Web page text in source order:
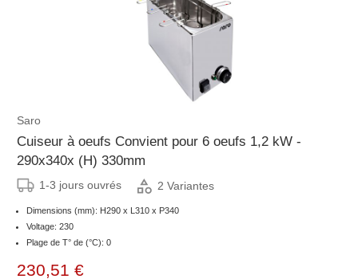
Saro
Cuiseur à oeufs Convient pour 6 oeufs 1,2 kW -
290x340x (H) 330mm
1-3 jours ouvrés 2 Variantes
Dimensions (mm): H290 x L310 x P340
Voltage: 230
Plage de T° de (°C): 0
230,51 €